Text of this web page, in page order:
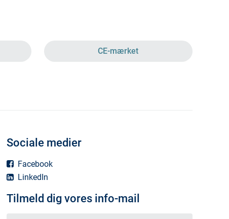
CE-mærket
Sociale medier
Facebook
LinkedIn
Tilmeld dig vores info-mail